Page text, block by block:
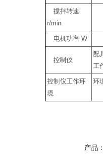
搅拌转速
r/min
电机功率 W
控制仪
配
工
控制仪工作环
境
环
产品：